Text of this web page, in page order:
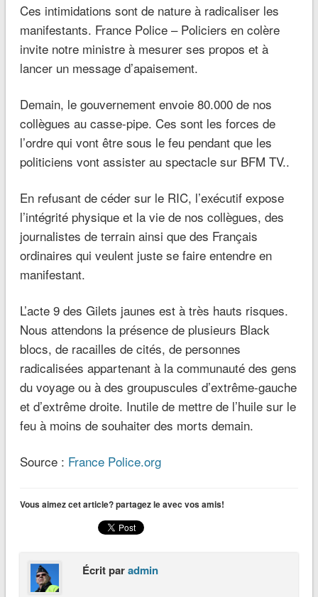
Ces intimidations sont de nature à radicaliser les
manifestants. France Police – Policiers en colère
invite notre ministre à mesurer ses propos et à
lancer un message d’apaisement.
Demain, le gouvernement envoie 80.000 de nos
collègues au casse-pipe. Ces sont les forces de
l’ordre qui vont être sous le feu pendant que les
politiciens vont assister au spectacle sur BFM TV..
En refusant de céder sur le RIC, l’exécutif expose
l’intégrité physique et la vie de nos collègues, des
journalistes de terrain ainsi que des Français
ordinaires qui veulent juste se faire entendre en
manifestant.
L’acte 9 des Gilets jaunes est à très hauts risques.
Nous attendons la présence de plusieurs Black
blocs, de racailles de cités, de personnes
radicalisées appartenant à la communauté des gens
du voyage ou à des groupuscules d’extrême-gauche
et d’extrême droite. Inutile de mettre de l’huile sur le
feu à moins de souhaiter des morts demain.
Source : France Police.org
Vous aimez cet article? partagez le avec vos amis!
Écrit paradmin